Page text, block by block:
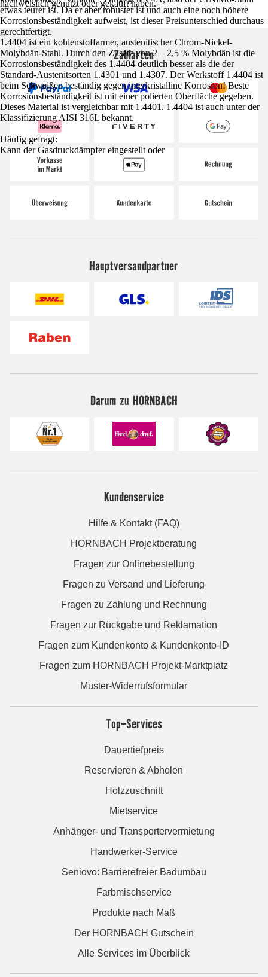
etwas teurer ist. Da er aber robuster ist und auch eine noch höhere
Korrosionsbeständigkeit aufweist, ist dieser Preisunterschied durchaus
gerechtfertigt.
1.4404 ist ein kohlenstoffarmer, austenitischer Chrom-Nickel-
Molybdän-Stahl. Durch den Zusatz von 2 – 2,5 % Molybdän ist die
Korrosionsbeständigkeit des 1.4404 deutlich besser als die der
Standard-Austenitsorten 1.4301 und 1.4307. Der Werkstoff 1.4404 ist
beim Schweißen beständig gegen interkristalline Korrosion! Beste
Korrosionsbeständigkeit ist mit einer polierten Oberfläche gegeben.
Dieses Material ist vergleichbar mit 1.4401. 1.4404 ist auch unter der
Klassifizierung AISI 316L bekannt.
Häufig gefragt:
Kann der Gasdruckdämpfer eingestellt oder
nachweislich genutzt oder gekauft haben.
Zahlarten
Hauptversandpartner
Darum zu HORNBACH
Kundenservice
Hilfe & Kontakt (FAQ)
HORNBACH Projektberatung
Fragen zur Onlinebestellung
Fragen zu Versand und Lieferung
Fragen zu Zahlung und Rechnung
Fragen zur Rückgabe und Reklamation
Fragen zum Kundenkonto & Kundenkonto-ID
Fragen zum HORNBACH Projekt-Marktplatz
Muster-Widerrufsformular
Top-Services
Dauertiefpreis
Reservieren & Abholen
Holzzuschnitt
Mietservice
Anhänger- und Transportervermietung
Handwerker-Service
Seniovo: Barrierefreier Badumbau
Farbmischservice
Produkte nach Maß
Der HORNBACH Gutschein
Alle Services im Überblick